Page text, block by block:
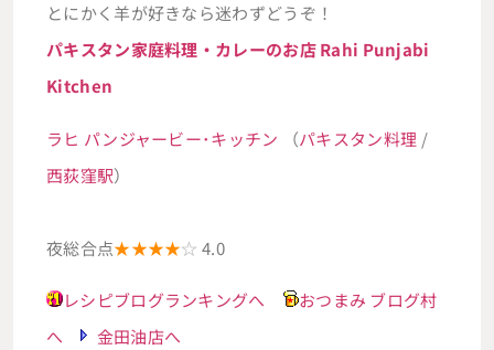
とにかく羊が好きなら迷わずどうぞ！
パキスタン家庭料理・カレーのお店 Rahi Punjabi
Kitchen
ラヒ パンジャービー･キッチン （パキスタン料理 /
西荻窪駅）
夜総合点★★★★☆ 4.0
レシピブログランキングへ
おつまみ ブログ村
へ
金田油店へ